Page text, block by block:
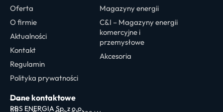
Oferta
O firmie
Aktualności
Kontakt
Regulamin
Polityka prywatności
Magazyny energii
C&I – Magazyny energii
komercyjne i
przemysłowe
Akcesoria
Dane kontaktowe
RBS ENERGIA Sp. z o.o.